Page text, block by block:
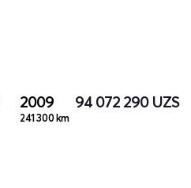
2009
241 300 km
94 072 290 UZS